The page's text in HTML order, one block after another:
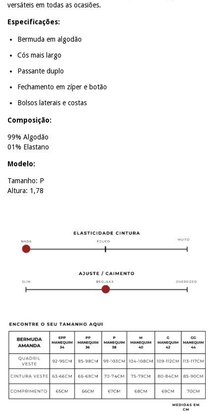
versáteis em todas as ocasiões.
Especificações:
Bermuda em algodão
Cós mais largo
Passante duplo
Fechamento em zíper e botão
Bolsos laterais e costas
Composição:
99% Algodão
01% Elastano
Modelo:
Tamanho: P
Altura: 1,78